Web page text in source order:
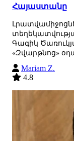
Հայաստանը
Գագիկ
«Զվարթնոց»
Mariam Z.
4.8